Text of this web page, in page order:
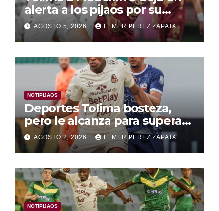
alerta a los pijaos por su
fútbol irregular
AGOSTO 5, 2026 ELMER PEREZ ZAPATA
NOTIPIJAOS
Deportes Tolima bosteza,
pero le alcanza para superar
a Alianza Valledupar 2 A 1
AGOSTO 2, 2026 ELMER PEREZ ZAPATA
NOTIPIJAOS